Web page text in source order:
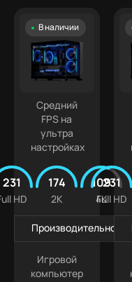
В наличии
Средний
FPS на
ультра
настройках
231
HD
174
2K
109
4K
Игровой
компьютер
231
Full HD